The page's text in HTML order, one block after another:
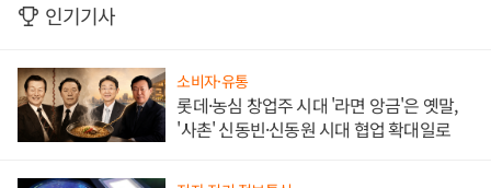
인기기사
소비자·유통
롯데·농심 창업주 시대 '라면 앙금'은 옛말,
'사촌' 신동빈·신동원 시대 협업 확대일로